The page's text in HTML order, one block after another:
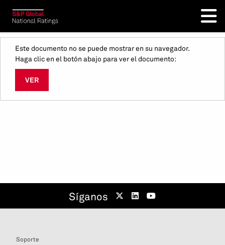
Este documento no se puede mostrar en su navegador.
Haga clic en el botón abajo para ver el documento:
VER
Síganos
Soporte